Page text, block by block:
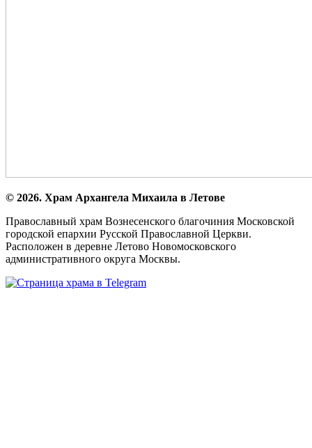
© 2026. Храм Архангела Михаила в Летове
Православный храм Вознесенского благочиния Московской
городской епархии Русской Православной Церкви.
Расположен в деревне Летово Новомосковского
административного округа Москвы.